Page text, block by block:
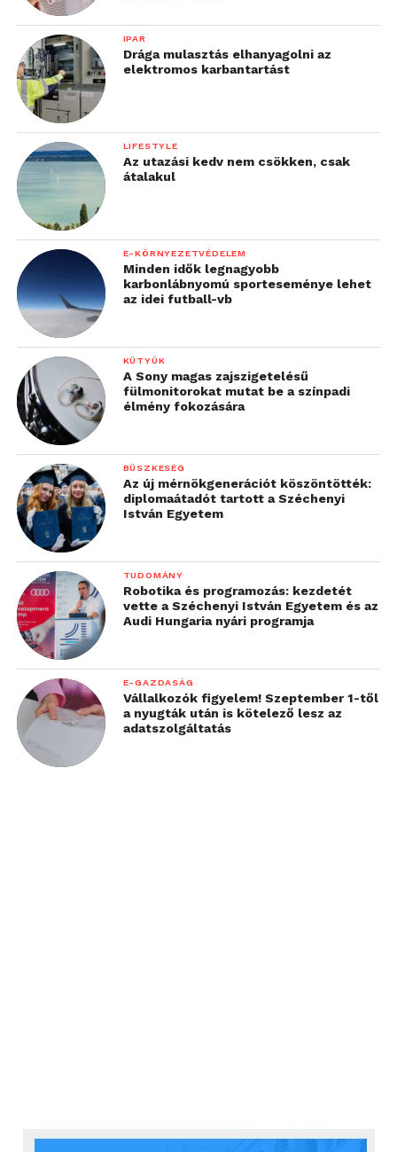
IPAR
Drága mulasztás elhanyagolni az
elektromos karbantartást
LIFESTYLE
Az utazási kedv nem csökken, csak
átalakul
E-KÖRNYEZETVÉDELEM
Minden idők legnagyobb
karbonlábnyomú sporteseménye lehet
az idei futball-vb
KÜTYÜK
A Sony magas zajszigetelésű
fülmonitorokat mutat be a színpadi
élmény fokozására
BÜSZKESÉG
Az új mérnökgenerációt köszöntötték:
diplomaátadót tartott a Széchenyi
István Egyetem
TUDOMÁNY
Robotika és programozás: kezdetét
vette a Széchenyi István Egyetem és az
Audi Hungaria nyári programja
E-GAZDASÁG
Vállalkozók figyelem! Szeptember 1-től
a nyugták után is kötelező lesz az
adatszolgáltatás